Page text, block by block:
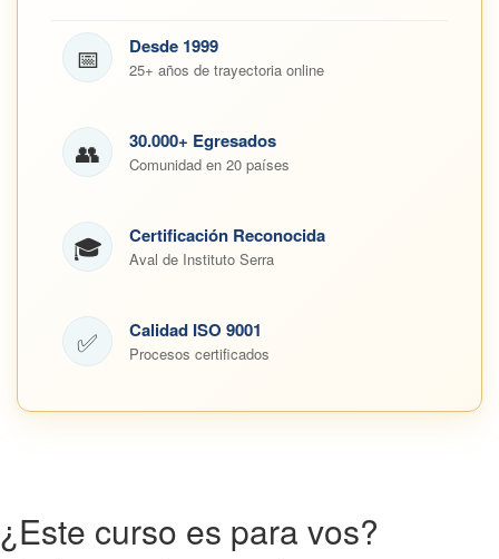
📅 Desde 1999
25+ años de trayectoria online
👥 30.000+ Egresados
Comunidad en 20 países
🎓 Certificación Reconocida
Aval de Instituto Serra
✅ Calidad ISO 9001
Procesos certificados
¿Este curso es para vos?